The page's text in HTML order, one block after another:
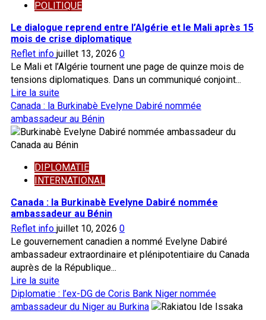
du
en
France
:
le
drapeau
burkinabè
et
les
clés
des
locaux
remis
ministre
Traoré
POLITIQUE
Le dialogue reprend entre l’Algérie et le Mali après 15
mois de crise diplomatique
Reflet info juillet 13, 2026 0
Le Mali et l’Algérie tournent une page de quinze mois de
tensions diplomatiques. Dans un communiqué conjoint...
Lire la suiteEn
savoir
plus
sur
Le
reprend
entre
l’Algérie
et
le
Mali
après
15
mois
de
crise
diplomatique
Canada : la Burkinabè Evelyne Dabiré nommée
ambassadeur au Bénin
DIPLOMATIE
INTERNATIONAL
Canada : la Burkinabè Evelyne Dabiré nommée
ambassadeur au Bénin
Reflet info juillet 10, 2026 0
Le gouvernement canadien a nommé Evelyne Dabiré
ambassadeur extraordinaire et plénipotentiaire du Canada
auprès de la République...
Lire la suiteEn
savoir
plus
Diplomatie : l’ex-DG de Coris Bank Niger nommée
ambassadeur du Niger au Burkina